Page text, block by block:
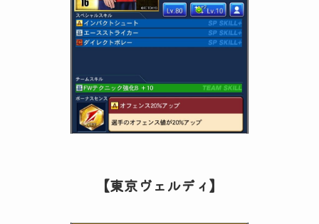
【東京ヴェルディ】